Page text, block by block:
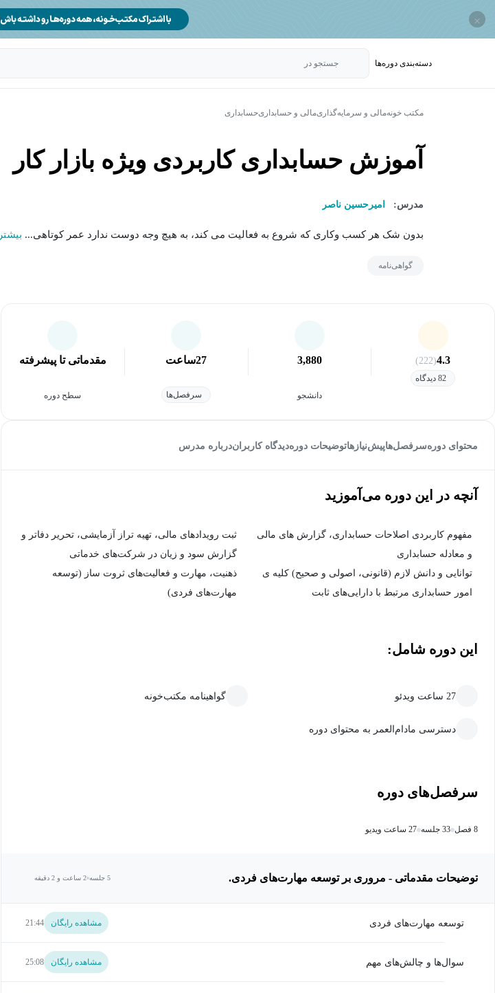
×
دسته‌بندی‌ دوره‌ها جستجو در
مکتب خونهمالی و سرمایه‌گذاریمالی و حسابداریحسابداری
آموزش حسابداری کاربردی ویژه بازار کار
مدرس: امیرحسین ناصر
بدون شک هر کسب وکاری که شروع به فعالیت می کند، به هیچ وجه دوست ندارد عمر کوتاهی... بیشتر
گواهی‌نامه
4.3
(222)
82 دیدگاه
3,880
دانشجو
27ساعت
سرفصل‌ها
مقدماتی تا پیشرفته
سطح دوره
محتوای دورهسرفصل‌هاپیش‌نیاز‌هاتوضیحات دورهدیدگاه کاربراندرباره مدرس
آنچه در این دوره می‌آموزید
مفهوم کاربردی اصلاحات حسابداری، گزارش های مالی
و معادله حسابداری
ثبت رویدادهای مالی، تهیه تراز آزمایشی، تحریر دفاتر و
گزارش سود و زیان در شرکت‌های خدماتی
توانایی و دانش لازم (قانونی، اصولی و صحیح) کلیه ی
امور حسابداری مرتبط با دارایی‌های ثابت
ذهنیت، مهارت و فعالیت‌های ثروت ساز (توسعه
مهارت‌های فردی)
این دوره شامل:
27 ساعت ویدئو گواهینامه مکتب‌خونه
دسترسی مادام‌العمر به محتوای دوره
سرفصل‌های دوره
8 فصل 33 جلسه 27 ساعت ویدیو
توضیحات مقدماتی - مروری بر توسعه مهارت‌های فردی. 5 جلسه 2 ساعت و 2 دقیقه
توسعه مهارت‌های فردی مشاهده رایگان 21:44
سوال‌ها و چالش‌های مهم مشاهده رایگان 25:08